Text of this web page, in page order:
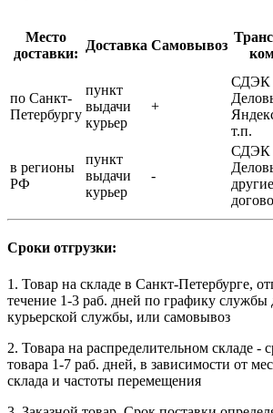
Место
доставки:
Доставка Самовывоз
по Санкт-
Петербургу
пункт
выдачи
курьер
+
СДЭК
т.п.
в регионы
РФ
пункт
выдачи
курьер
-
СДЭК
Сроки отгрузки:
1. Товар на складе в Санкт-Петербурге,
течение 1-3 раб. дней по графику службы
курьерской службы, или самовывоз
2. Товара на распределительном складе -
товара 1-7 раб. дней, в зависимости от
склада и частоты перемещения